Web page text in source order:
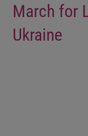
March for
Ukraine